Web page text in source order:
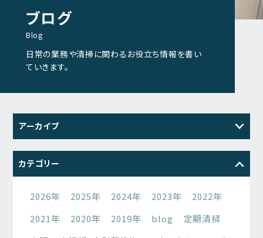
ブログ
Blog
日常の業務や清掃に関わるお役立ち情報を書い
ていきます。
アーカイブ
2026
カテゴリー
2026年 2025年 2024年 2023年
2022年
2021年
2020年 2019年 blog
定期清掃